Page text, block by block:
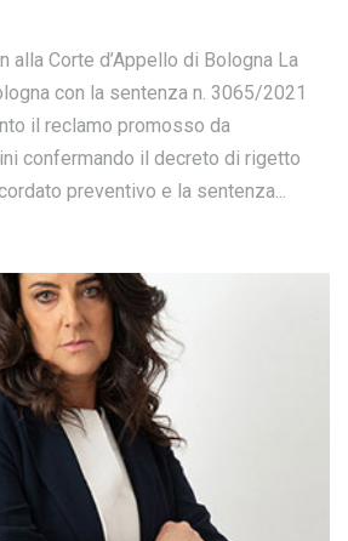
alla Corte d’Appello di Bologna La
con la sentenza n. 3065/2021
il reclamo promosso da
confermando il decreto di rigetto
preventivo e la sentenza...